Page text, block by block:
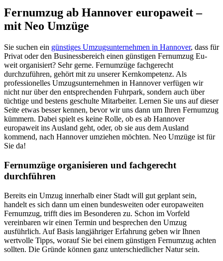
Fernumzug ab Hannover europaweit –
mit Neo Umzüge
Sie suchen ein günstiges Umzugsunternehmen in Hannover, dass für
Privat oder den Businessbereich einen günstigen Fernumzug Eu-
weit organisiert? Sehr gerne. Fernumzüge fachgerecht
durchzuführen, gehört mit zu unserer Kernkompetenz. Als
professionelles Umzugsunternehmen in Hannover verfügen wir
nicht nur über den entsprechenden Fuhrpark, sondern auch über
tüchtige und bestens geschulte Mitarbeiter. Lernen Sie uns auf dieser
Seite etwas besser kennen, bevor wir uns dann um Ihren Fernumzug
kümmern. Dabei spielt es keine Rolle, ob es ab Hannover
europaweit ins Ausland geht, oder, ob sie aus dem Ausland
kommend, nach Hannover umziehen möchten. Neo Umzüge ist für
Sie da!
Fernumzüge organisieren und fachgerecht
durchführen
Bereits ein Umzug innerhalb einer Stadt will gut geplant sein,
handelt es sich dann um einen bundesweiten oder europaweiten
Fernumzug, trifft dies im Besonderen zu. Schon im Vorfeld
vereinbaren wir einen Termin und besprechen den Umzug
ausführlich. Auf Basis langjähriger Erfahrung geben wir Ihnen
wertvolle Tipps, worauf Sie bei einem günstigen Fernumzug achten
sollten. Die Gründe können ganz unterschiedlicher Natur sein.